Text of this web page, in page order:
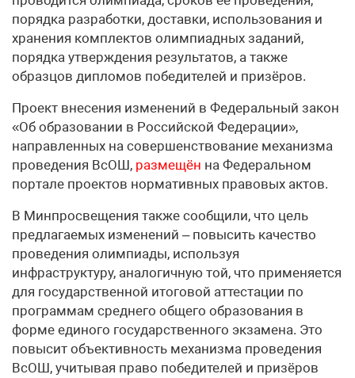
порядка разработки, доставки, использования и
хранения комплектов олимпиадных заданий,
порядка утверждения результатов, а также
образцов дипломов победителей и призёров.
Проект внесения изменений в Федеральный закон
«Об образовании в Российской Федерации»,
направленных на совершенствование механизма
проведения ВсОШ, размещён на Федеральном
портале проектов нормативных правовых актов.
В Минпросвещения также сообщили, что цель
предлагаемых изменений – повысить качество
проведения олимпиады, используя
инфраструктуру, аналогичную той, что применяется
для государственной итоговой аттестации по
программам среднего общего образования в
форме единого государственного экзамена. Это
повысит объективность механизма проведения
ВсОШ, учитывая право победителей и призёров